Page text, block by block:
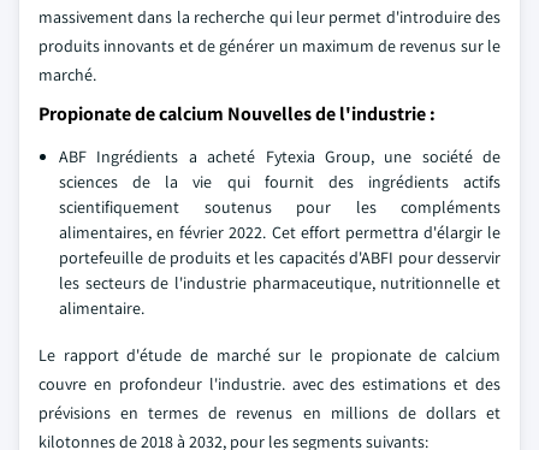
massivement dans la recherche qui leur permet d'introduire des
produits innovants et de générer un maximum de revenus sur le
marché.
Propionate de calcium Nouvelles de l'industrie :
ABF Ingrédients a acheté Fytexia Group, une société de
sciences de la vie qui fournit des ingrédients actifs
scientifiquement soutenus pour les compléments
alimentaires, en février 2022. Cet effort permettra d'élargir le
portefeuille de produits et les capacités d'ABFI pour desservir
les secteurs de l'industrie pharmaceutique, nutritionnelle et
alimentaire.
Le rapport d'étude de marché sur le propionate de calcium
couvre en profondeur l'industrie. avec des estimations et des
prévisions en termes de revenus en millions de dollars et
kilotonnes de 2018 à 2032, pour les segments suivants: